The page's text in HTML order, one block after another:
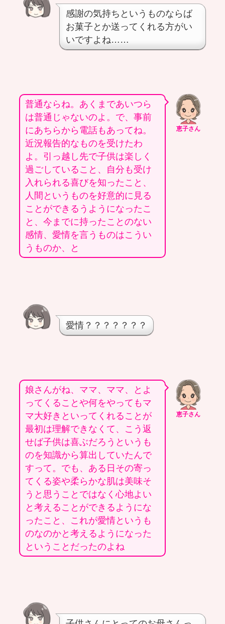
感謝の気持ちというものならば
お菓子とか送ってくれる方がい
いですよね……
恵子さん
普通ならね。あくまであいつら
は普通じゃないのよ。で、事前
にあちらから電話もあってね。
近況報告的なものを受けたわ
よ。引っ越し先で子供は楽しく
過ごしていること、自分も受け
入れられる喜びを知ったこと、
人間というものを好意的に見る
ことができるうようになったこ
と、今までに持ったことのない
感情、愛情を言うものはこうい
うものか、と
愛情？？？？？？？
恵子さん
娘さんがね、ママ、ママ、とよ
ってくることや何をやってもマ
マ大好きといってくれることが
最初は理解できなくて、こう返
せば子供は喜ぶだろうというも
のを知識から算出していたんで
すって。でも、ある日その寄っ
てくる姿や柔らかな肌は美味そ
うと思うことではなく心地よい
と考えることができるようにな
ったこと、これが愛情というも
のなのかと考えるようになった
ということだったのよね